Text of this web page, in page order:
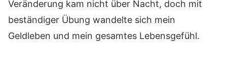
Veränderung kam nicht über Nacht, doch mit
beständiger Übung wandelte sich mein
Geldleben und mein gesamtes Lebensgefühl.